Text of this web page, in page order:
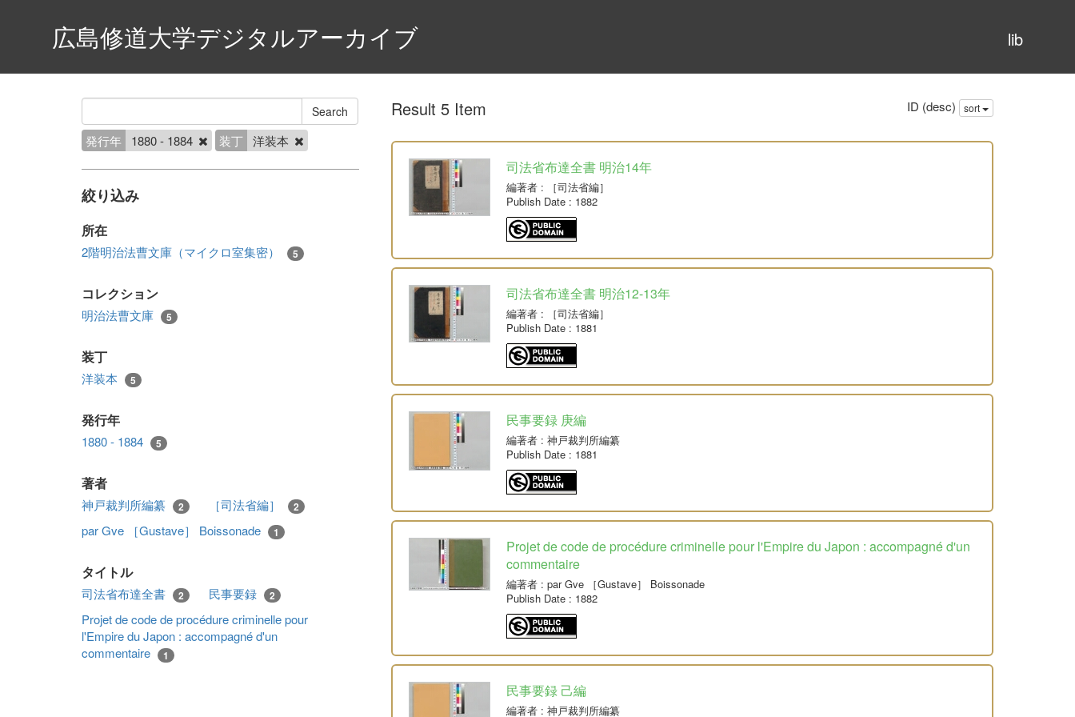
lib
広島修道大学デジタルアーカイブ
発行年 1880 - 1884 装丁 洋装本
絞り込み
所在
2階明治法曹文庫（マイクロ室集密） 5
コレクション
明治法曹文庫 5
装丁
洋装本 5
発行年
1880 - 1884 5
著者
神戸裁判所編纂 2 ［司法省編］ 2
par Gve ［Gustave］ Boissonade 1
タイトル
司法省布達全書 2 民事要録 2
Projet de code de procédure criminelle pour
l'Empire du Japon : accompagné d'un
commentaire
1
Result 5 Item ID (desc) sort
司法省布達全書 明治14年
編著者: ［司法省編］
Publish Date: 1882
司法省布達全書 明治12-13年
編著者: ［司法省編］
Publish Date: 1881
民事要録 庚編
編著者: 神戸裁判所編纂
Publish Date: 1881
Projet de code de procédure criminelle pour l'Empire du Japon : accompagné d'un
commentaire
編著者: par Gve ［Gustave］ Boissonade
Publish Date: 1882
民事要録 己編
編著者: 神戸裁判所編纂